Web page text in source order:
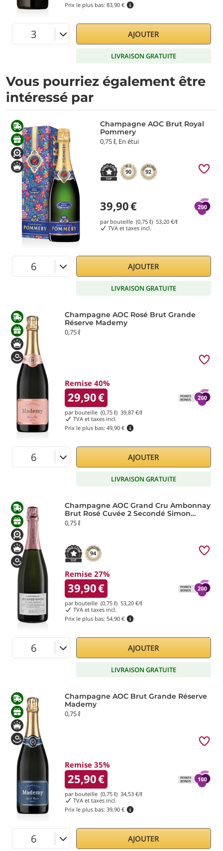
Prix le plus bas: 83,90 €
AJOUTER
LIVRAISON GRATUITE
Vous pourriez également être
intéressé par
Champagne AOC Brut Royal
Pommery
0,75 ℓ, En étui
90 92
39,90€
par bouteille (0,75 ℓ) 53,20€/ℓ
TVA et taxes incl.
AJOUTER
LIVRAISON GRATUITE
Champagne AOC Rosé Brut Grande
Réserve Mademy
0,75 ℓ
Remise 40%
29,90€
par bouteille (0,75 ℓ) 39,87 €/ℓ
TVA et taxes incl.
Prix le plus bas: 49,90 €
AJOUTER
LIVRAISON GRATUITE
Champagne AOC Grand Cru Ambonnay
Brut Rosé Cuvée 2 Secondé Simon
Laurier
0,75 ℓ
94
Remise 27%
39,90€
par bouteille (0,75 ℓ) 53,20 €/ℓ
TVA et taxes incl.
Prix le plus bas: 54,90 €
AJOUTER
LIVRAISON GRATUITE
Champagne AOC Brut Grande Réserve
Mademy
0,75 ℓ
Remise 35%
25,90€
par bouteille (0,75 ℓ) 34,53 €/ℓ
TVA et taxes incl.
Prix le plus bas: 39,90 €
AJOUTER